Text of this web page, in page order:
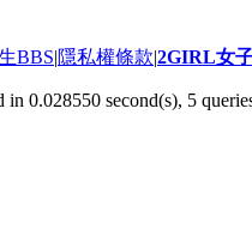
BBS|隱私權條款|2GIRL女
in 0.028550 second(s), 5